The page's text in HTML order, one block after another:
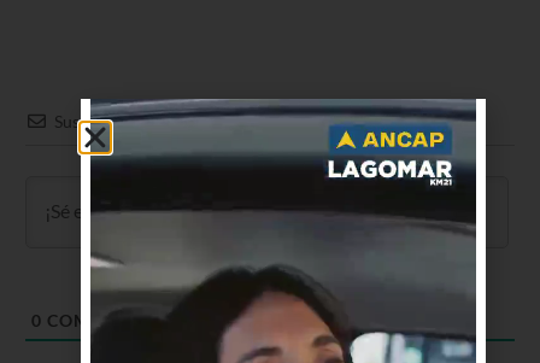
Suscribir
0 COMENTARIOS